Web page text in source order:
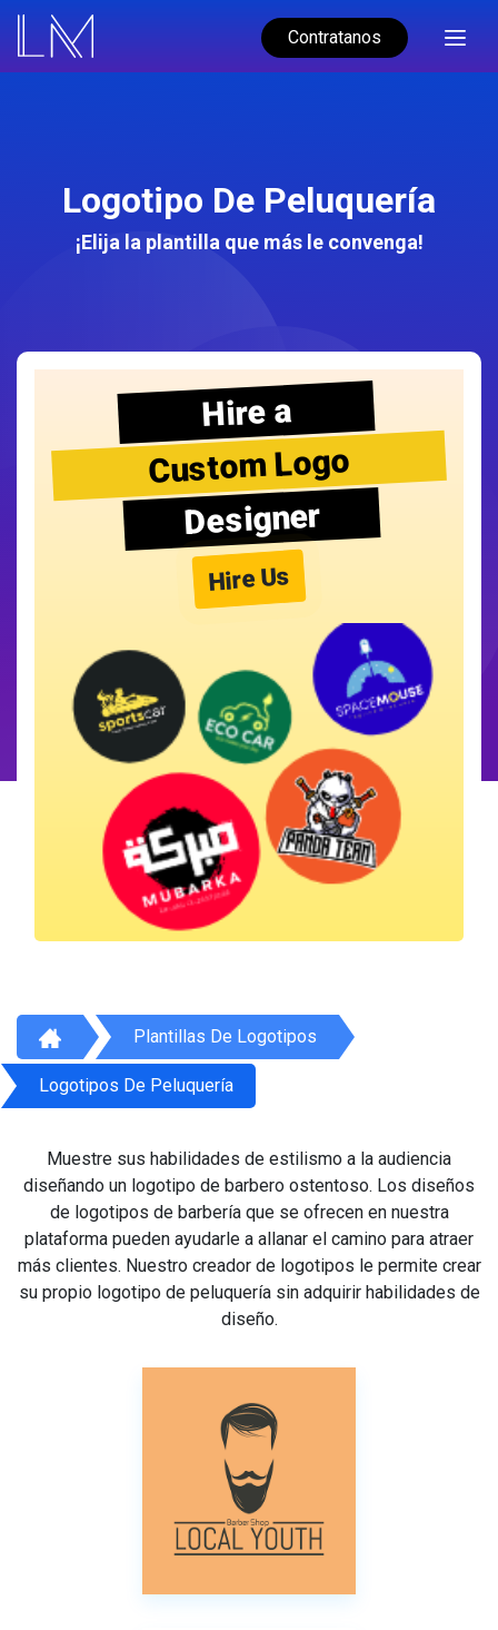
Contratanos
Logotipo De Peluquería
¡Elija la plantilla que más le convenga!
Hire a
Custom Logo
Designer
Hire Us
Plantillas De Logotipos
Logotipos De Peluquería
Muestre sus habilidades de estilismo a la audiencia
diseñando un logotipo de barbero ostentoso. Los diseños
de logotipos de barbería que se ofrecen en nuestra
plataforma pueden ayudarle a allanar el camino para atraer
más clientes. Nuestro creador de logotipos le permite crear
su propio logotipo de peluquería sin adquirir habilidades de
diseño.